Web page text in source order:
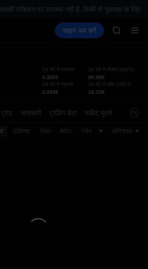
लोकेशन पर उपलब्ध नहीं हैं. किसी भी पूछताछ के लिए,
स्पॉट फ़्यूचर्स SPCX कमाएँ
साइन अप करें
SKYAI
SPCX
SPCX
को
24 घंटे में उच्चतम
0.3055
24 घंटे में न्यूनतम
0.2938
24 घंटे में वॉल्यूम (EWT)
96.96K
24 घंटे में राशि (USDT)
29.33K
ट्रेड जानकारी ट्रेडिंग डेटा मार्केट मूवर्स
30मिनट 1घंटा 4घंटा 1दिन ओरिजनल